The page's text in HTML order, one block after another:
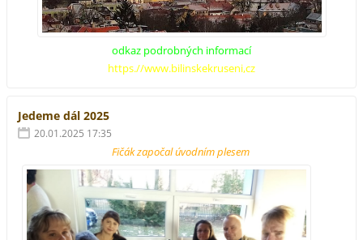
odkaz podrobných informací
https.//www.bilinskekruseni,cz
Jedeme dál 2025
20.01.2025 17:35
Fičák započal úvodním plesem